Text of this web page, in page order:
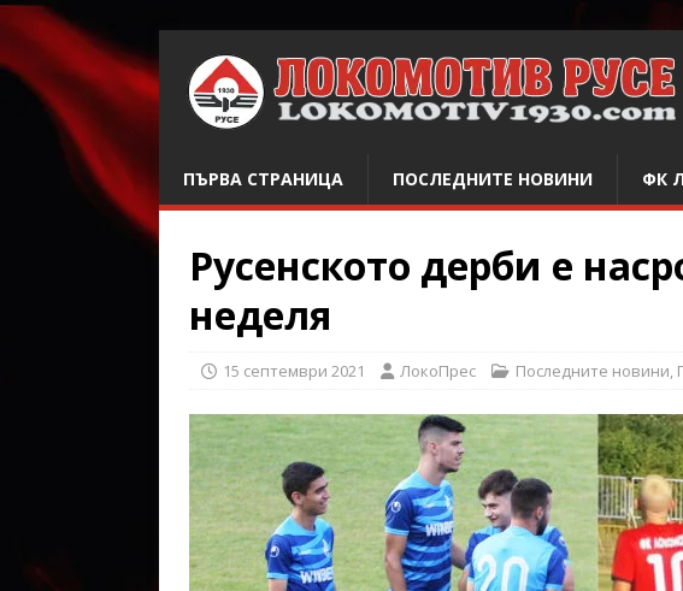
ПЪРВА СТРАНИЦА ПОСЛЕДНИТЕ НОВИНИ ФК
Русенското дерби е
неделя
15 септември 2021 ЛокоПрес Последните новини,